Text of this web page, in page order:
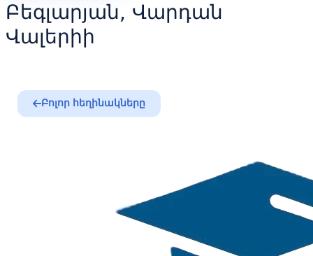
Բեգլարյան, Վարդան
Վալերիի
Բոլոր հեղինակները